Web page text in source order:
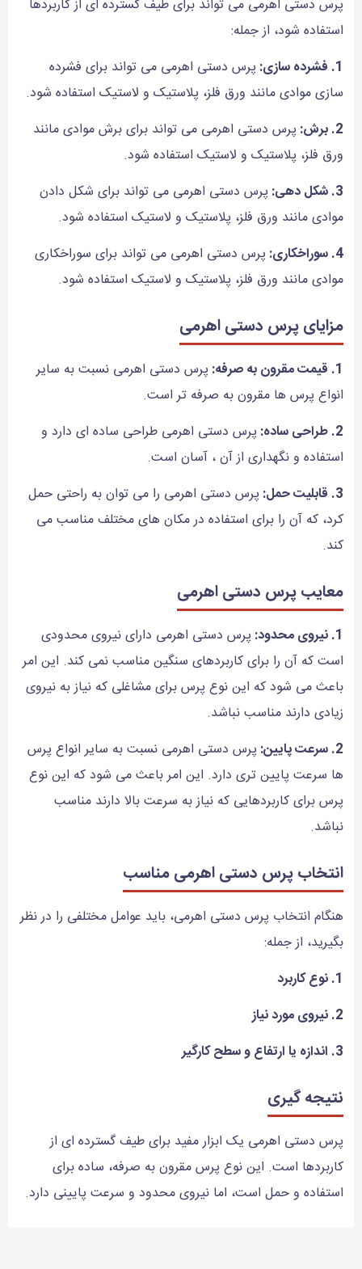
پرس دستی اهرمی می تواند برای طیف گسترده ای از کاربردها
استفاده شود، از جمله:
1. فشرده سازی:
پرس دستی اهرمی می تواند برای فشرده
سازی موادی مانند ورق فلز، پلاستیک و لاستیک استفاده شود.
2. برش:
پرس دستی اهرمی می تواند برای برش موادی مانند
ورق فلز، پلاستیک و لاستیک استفاده شود.
3. شکل دهی:
پرس دستی اهرمی می تواند برای شکل دادن
موادی مانند ورق فلز، پلاستیک و لاستیک استفاده شود.
4. سوراخکاری:
پرس دستی اهرمی می تواند برای سوراخکاری
موادی مانند ورق فلز، پلاستیک و لاستیک استفاده شود.
مزایای پرس دستی اهرمی
1. قیمت مقرون به صرفه:
پرس دستی اهرمی نسبت به سایر
انواع پرس ها مقرون به صرفه تر است.
2. طراحی ساده:
پرس دستی اهرمی طراحی ساده ای دارد و
استفاده و نگهداری از آن ، آسان است.
3. قابلیت حمل:
پرس دستی اهرمی را می توان به راحتی حمل
کرد، که آن را برای استفاده در مکان های مختلف مناسب می
کند.
معایب پرس دستی اهرمی
1. نیروی محدود:
پرس دستی اهرمی دارای نیروی محدودی
است که آن را برای کاربردهای سنگین مناسب نمی کند. این امر
باعث می شود که این نوع پرس برای مشاغلی که نیاز به نیروی
زیادی دارند مناسب نباشد.
2. سرعت پایین:
پرس دستی اهرمی نسبت به سایر انواع پرس
ها سرعت پایین تری دارد. این امر باعث می شود که این نوع
پرس برای کاربردهایی که نیاز به سرعت بالا دارند مناسب
نباشد.
انتخاب پرس دستی اهرمی مناسب
هنگام انتخاب پرس دستی اهرمی، باید عوامل مختلفی را در نظر
بگیرید، از جمله:
1. نوع کاربرد
2. نیروی مورد نیاز
3. اندازه يا ارتفاع و سطح کارگير
نتیجه گیری
پرس دستی اهرمی یک ابزار مفید برای طیف گسترده ای از
کاربردها است. این نوع پرس مقرون به صرفه، ساده برای
استفاده و حمل است، اما نیروی محدود و سرعت پایینی دارد.